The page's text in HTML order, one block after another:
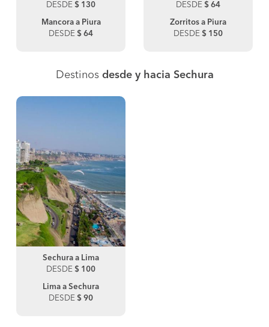
DESDE $ 130
Mancora a Piura
DESDE $ 64
DESDE $ 64
Zorritos a Piura
DESDE $ 150
Destinos desde y hacia Sechura
Sechura a Lima
DESDE $ 100
Lima a Sechura
DESDE $ 90